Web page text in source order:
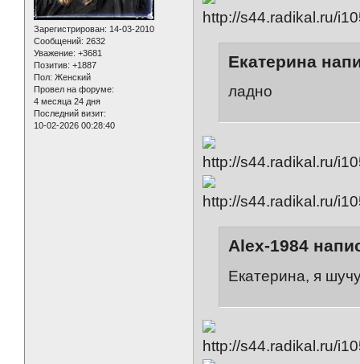
Зарегистрирован: 14-03-2010
Сообщений: 2632
Уважение: +3681
Позитив: +1887
Пол: Женский
Провел на форуме:
4 месяца 24 дня
Последний визит:
10-02-2026 00:28:40
Екатерина
ладно
Alex-1984
Екатерина, я